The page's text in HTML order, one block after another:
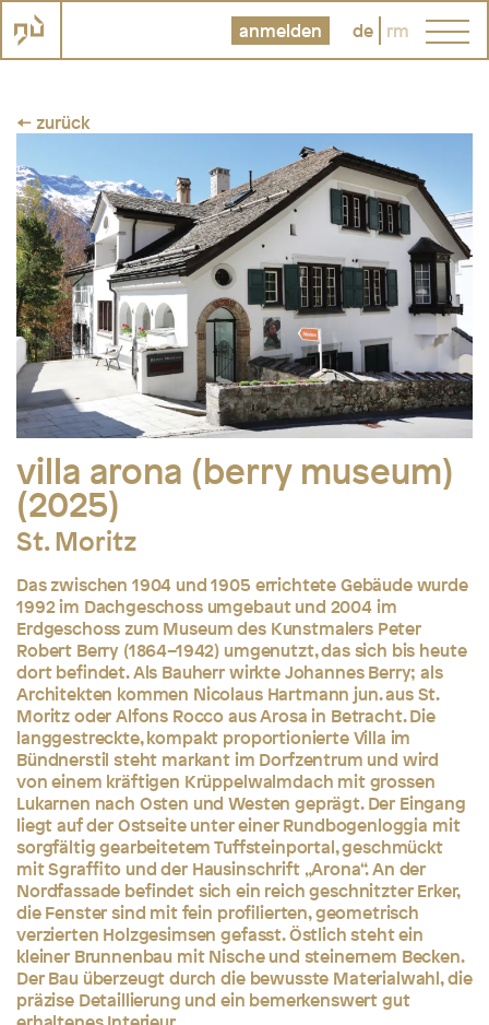
anmelden de rm
← zurück
villa arona (berry museum)
(2025)
St. Moritz
Das zwischen 1904 und 1905 errichtete Gebäude wurde
1992 im Dachgeschoss umgebaut und 2004 im
Erdgeschoss zum Museum des Kunstmalers Peter
Robert Berry (1864–1942) umgenutzt, das sich bis heute
dort befindet. Als Bauherr wirkte Johannes Berry; als
Architekten kommen Nicolaus Hartmann jun. aus St.
Moritz oder Alfons Rocco aus Arosa in Betracht. Die
langgestreckte, kompakt proportionierte Villa im
Bündnerstil steht markant im Dorfzentrum und wird
von einem kräftigen Krüppelwalmdach mit grossen
Lukarnen nach Osten und Westen geprägt. Der Eingang
liegt auf der Ostseite unter einer Rundbogenloggia mit
sorgfältig gearbeitetem Tuffsteinportal, geschmückt
mit Sgraffito und der Hausinschrift „Arona“. An der
Nordfassade befindet sich ein reich geschnitzter Erker,
die Fenster sind mit fein profilierten, geometrisch
verzierten Holzgesimsen gefasst. Östlich steht ein
kleiner Brunnenbau mit Nische und steinernem Becken.
Der Bau überzeugt durch die bewusste Materialwahl, die
präzise Detaillierung und ein bemerkenswert gut